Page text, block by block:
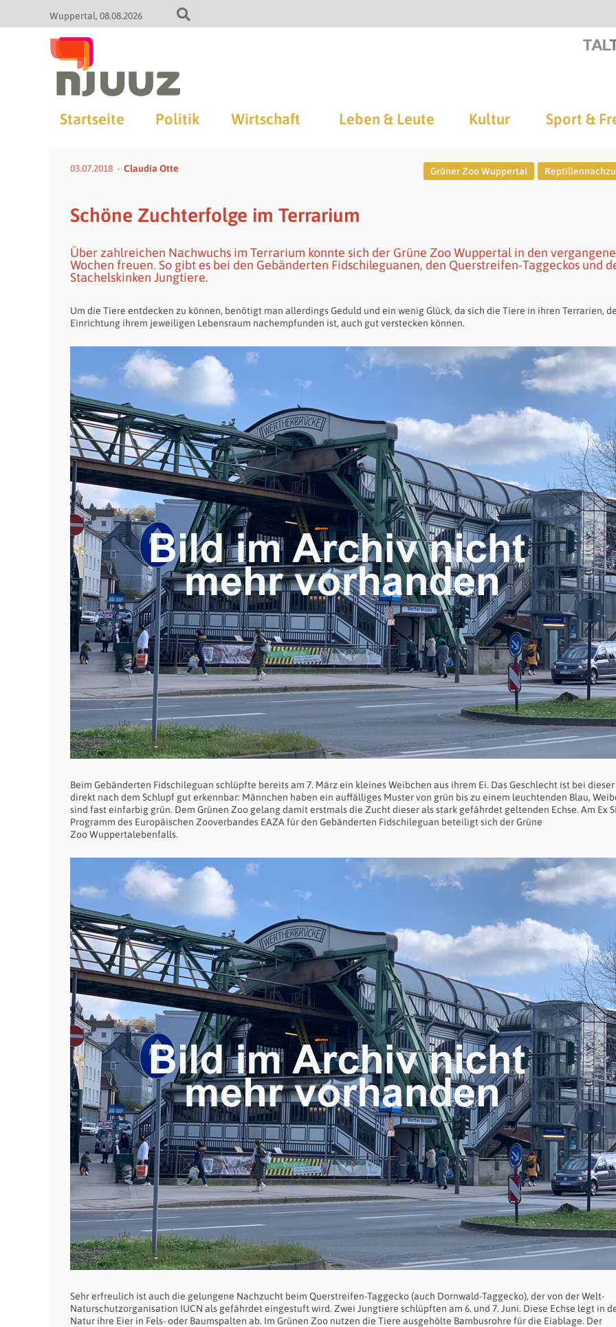
Wuppertal 08.08.2026
Startseite Politik Wirtschaft Leben & Leute Kultur Sport &
03.07.2018 Claudia Otte Grüner Zoo Wuppertal
Schöne Zuchterfolge im Terrarium
Über zahlreichen Nachwuchs im Terrarium konnte sich der Grüne Zoo Wuppertal in den
Wochen freuen. So gibt es bei den Gebänderten Fidschileguanen, den Querstreifen-Taggeckos und
Stachelskinken Jungtiere.
Um die Tiere entdecken zu können, benötigt man allerdings Geduld und ein wenig Glück, da sich die Tiere in ihren Terrarien,
Einrichtung ihrem jeweiligen Lebensraum nachempfunden ist, auch gut verstecken können.
Beim Gebänderten Fidschileguan schlüpfte bereits am 7. Märzein kleines Weibchen aus ihrem Ei. Das Geschlecht ist bei
direkt nach dem Schlupf gut erkennbar: Männchen haben ein auffälliges Muster von grün bis zu einem leuchtenden Blau,
sind fast einfarbig grün. Dem Grünen Zoo gelang damit erstmals die Zucht dieser als stark gefährdet geltenden Echse. Am Ex
Programm des Europäischen Zooverbandes EAZA für den Gebänderten Fidschileguan beteiligt sich der Grüne
ZooWuppertalebenfalls.
Sehr erfreulich ist auch die gelungene Nachzucht beim Querstreifen-Taggecko (auch Dornwald-Taggecko), der von der Welt-
Naturschutzorganisation IUCN als gefährdet eingestuft wird. Zwei Jungtiere schlüpften am 6. und 7. Juni. Diese Echse legt in
Natur ihre Eier in Fels- oder Baumspalten ab. Im Grünen Zoo nutzen die Tiere ausgehölte Bambusrohre für die Eiablage. Der